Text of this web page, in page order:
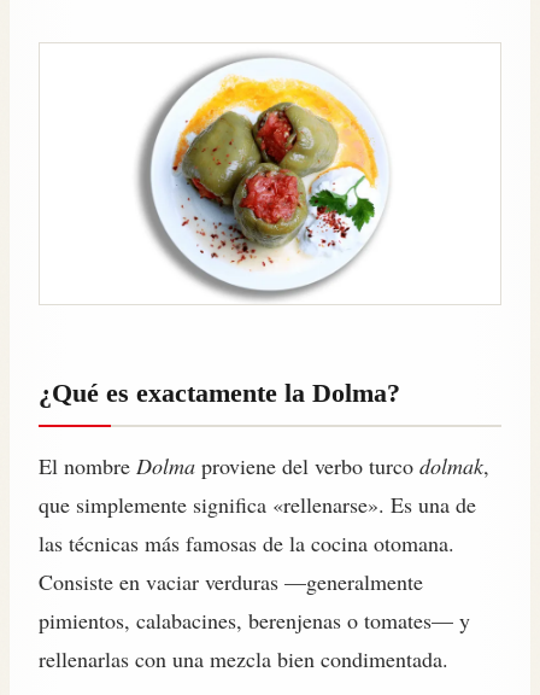
¿Qué es exactamente la Dolma?
El nombre Dolma proviene del verbo turco dolmak,
que simplemente significa «rellenarse». Es una de
las técnicas más famosas de la cocina otomana.
Consiste en vaciar verduras —generalmente
pimientos, calabacines, berenjenas o tomates— y
rellenarlas con una mezcla bien condimentada.